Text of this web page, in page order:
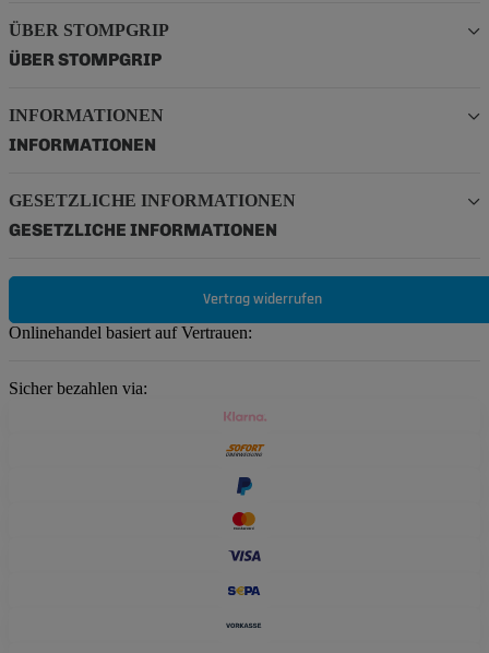
ÜBER STOMPGRIP
ÜBER STOMPGRIP
INFORMATIONEN
INFORMATIONEN
GESETZLICHE INFORMATIONEN
GESETZLICHE INFORMATIONEN
Vertrag widerrufen
Onlinehandel basiert auf Vertrauen:
Sicher bezahlen via: